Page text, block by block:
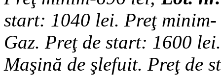
start: 1040 lei. Preţ
Gaz. Preţ de start: 1600
Maşină de şlefuit. Preţ de